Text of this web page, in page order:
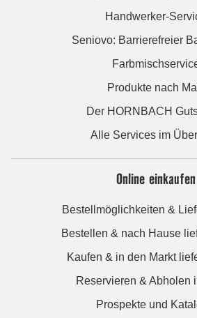
Handwerker-
Seniovo: Barrierefreier
Produkte nach
Der HORNBACH
Alle Services im
Online einkaufen
Bestellmöglichkeiten &
Bestellen & nach Hause
Kaufen & in den Markt
Reservieren & Abholen
Prospekte und